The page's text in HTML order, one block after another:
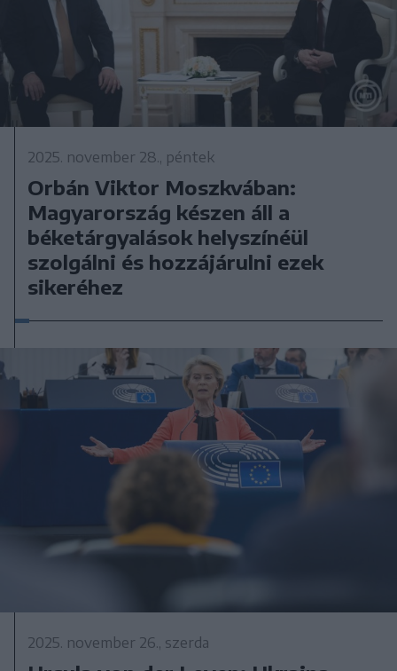
2025. november 28., péntek
Orbán Viktor Moszkvában:
Magyarország készen áll a
béketárgyalások helyszínéül
szolgálni és hozzájárulni ezek
sikeréhez
2025. november 26., szerda